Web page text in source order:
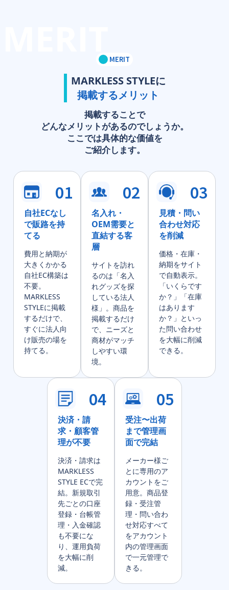
MERIT
MARKLESS STYLEに
掲載するメリット
掲載することで
どんなメリットがあるのでしょうか。
ここでは具体的な価値を
ご紹介します。
01
自社ECなし
で販路を持
てる
費用と納期が
大きくかかる
自社EC構築は
不要。
MARKLESS
STYLEに掲載
するだけで、
すぐに法人向
け販売の場を
持てる。
02
名入れ・
OEM需要と
直結する客
層
サイトを訪れ
るのは「名入
れグッズを探
している法人
様」。商品を
掲載するだけ
で、ニーズと
商材がマッチ
しやすい環
境。
03
見積・問い
合わせ対応
を削減
価格・在庫・
納期をサイト
で自動表示。
「いくらです
か？」「在庫
はあります
か？」といっ
た問い合わせ
を大幅に削減
できる。
04
決済・請
求・顧客管
理が不要
決済・請求は
MARKLESS
STYLE ECで完
結。新規取引
先ごとの口座
登録・台帳管
理・入金確認
も不要にな
り、運用負荷
を大幅に削
減。
05
受注〜出荷
まで管理画
面で完結
メーカー様ご
とに専用のア
カウントをご
用意。商品登
録・受注管
理・問い合わ
せ対応すべて
をアカウント
内の管理画面
で一元管理で
きる。